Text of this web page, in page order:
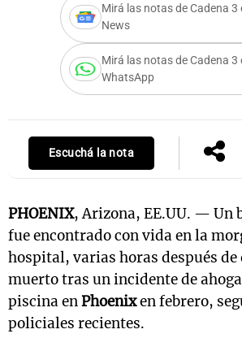
Mirá las notas de Cadena 3
News
Mirá las notas de Cadena 3
WhatsApp
Escuchá la nota
PHOENIX, Arizona, EE.UU. — Un
fue encontrado con vida en la
hospital, varias horas después de
muerto tras un incidente de
piscina enPhoenixen febrero,
policiales recientes.